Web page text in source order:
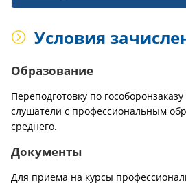
Условия
Образование
Переподготовку по
слушатели с профессиональным
среднего.
Документы
Для приема на курсы